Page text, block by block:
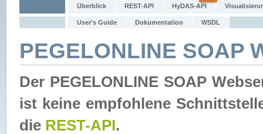
Überblick REST-API HyDAS-API
User's Guide Dokumentation WSDL
PEGELONLINE SOAP
Der PEGELONLINE SOAP
ist keine empfohlene
die REST-API.